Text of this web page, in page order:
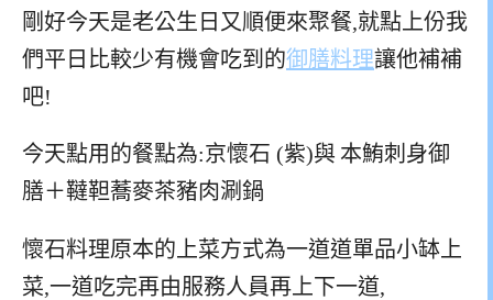
剛好今天是老公生日又順便來聚餐,就點上份我
們平日比較少有機會吃到的御膳料理讓他補補
吧!
今天點用的餐點為:京懷石 (紫)與 本鮪刺身御
膳＋韃靼蕎麥茶豬肉涮鍋
懷石料理原本的上菜方式為一道道單品小缽上
菜,一道吃完再由服務人員再上下一道,